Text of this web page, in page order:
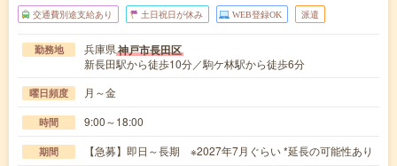
交通費別途支給あり 土日祝日が休み WEB登録OK 派遣
勤務地 兵庫県神戸市長田区
新長田駅から徒歩10分／駒ケ林駅から徒歩6分
曜日頻度 月～金
時間 9:00～18:00
期間 【急募】即日～長期 ※2027年7月ぐらい *延長の可能性あり